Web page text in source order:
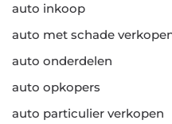
auto inkoop
auto met schade
auto onderdelen
auto opkopers
auto particulier verkopen